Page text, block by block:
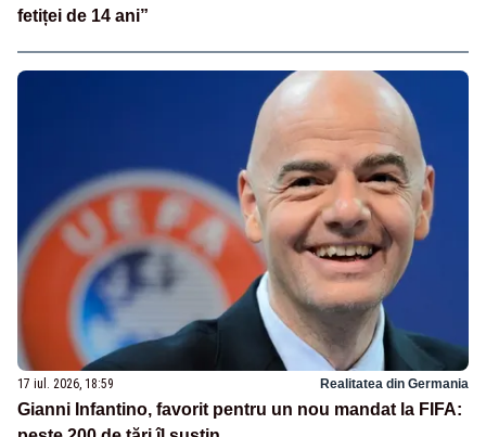
fetiței de 14 ani”
17 iul. 2026, 18:59 Realitatea din Germania
Gianni Infantino, favorit pentru un nou mandat la FIFA: